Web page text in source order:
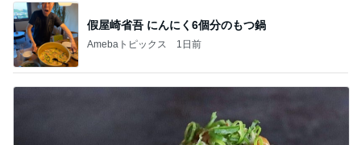
假屋崎省吾 にんにく6個分のもつ鍋
Amebaトピックス 1日前